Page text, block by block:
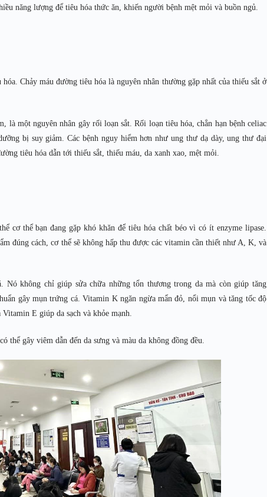
năng lượng để tiêu hóa thức ăn, khiến người bệnh mệt mỏi và buồn ngủ.
Chảy máu đường tiêu hóa là nguyên nhân thường gặp nhất của thiếu sắt ở
là một nguyên nhân gây rối loạn sắt. Rối loạn tiêu hóa, chẳn hạn bệnh celiac
bị suy giảm. Các bệnh nguy hiểm hơn như ung thư dạ dày, ung thư đại
tiêu hóa dẫn tới thiếu sắt, thiếu máu, da xanh xao, mệt mỏi.
cơ thể bạn đang gặp khó khăn để tiêu hóa chất béo vì có ít enzyme lipase.
đúng cách, cơ thể sẽ không hấp thu được các vitamin cần thiết như A, K, và
Nó không chỉ giúp sửa chữa những tổn thương trong da mà còn giúp tăng
gây mụn trứng cá. Vitamin K ngăn ngừa mẩn đỏ, nổi mụn và tăng tốc độ
E giúp da sạch và khỏe mạnh.
thể gây viêm dẫn đến da sưng và màu da không đồng đều.